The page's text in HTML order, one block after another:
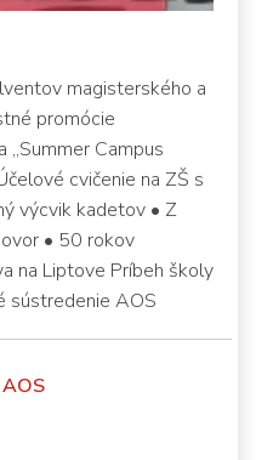
magisterského a
promócie
„Summer Campus
cvičenie na ZŠ s
výcvik kadetov • Z
• 50 rokov
na Liptove Príbeh školy
sústredenie AOS
AOS